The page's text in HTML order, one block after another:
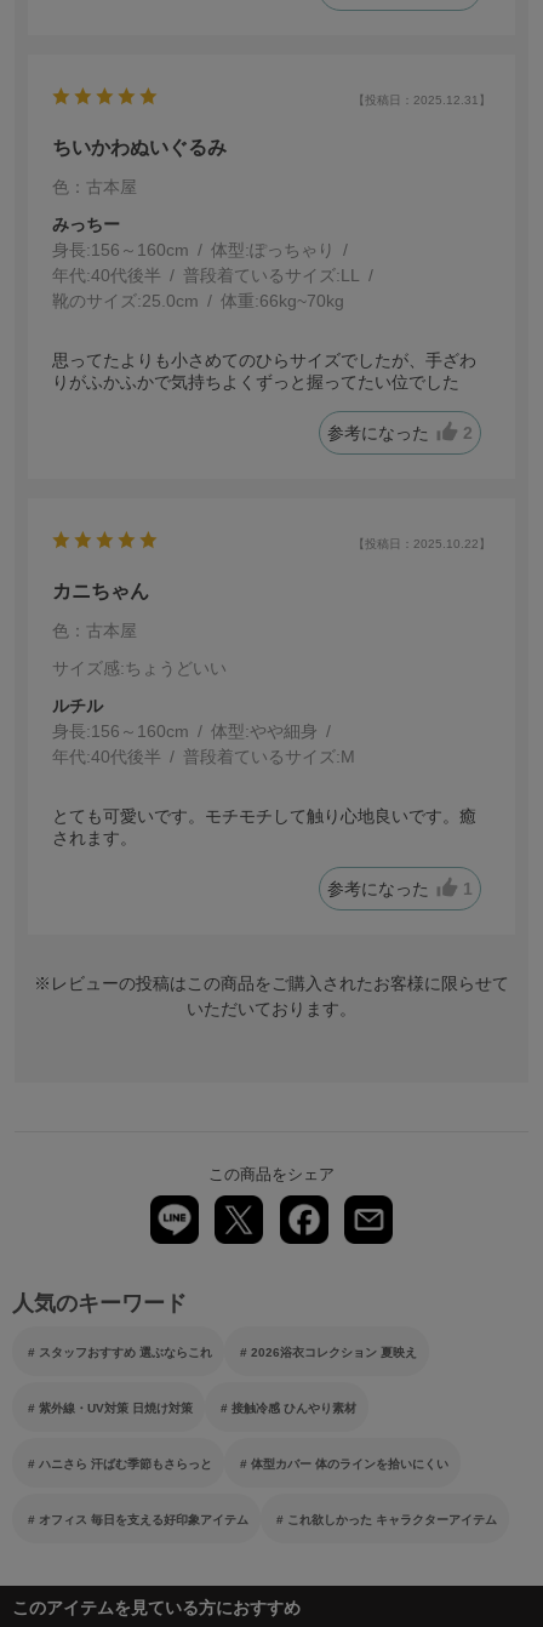
【投稿日：2025.12.31】
ちいかわぬいぐるみ
色：古本屋
みっちー
身長:156～160cm 体型:ぽっちゃり
年代:40代後半 普段着ているサイズ:LL
靴のサイズ:25.0cm 体重:66kg~70kg
思ってたよりも小さめてのひらサイズでしたが、手ざわ
りがふかふかで気持ちよくずっと握ってたい位でした
参考になった 2
【投稿日：2025.10.22】
カニちゃん
色：古本屋
サイズ感:ちょうどいい
ルチル
身長:156～160cm 体型:細身
年代:40代後半 普段着ているサイズ:M
とても可愛いです。モチモチして触り心地良いです。癒
されます。
参考になった 1
※レビューの投稿はこの商品をご購入されたお客様に限らせて
いただいております。
この商品をシェア
人気のキーワード
スタッフおすすめ 選ぶならこれ 2026浴衣コレクション 夏映え
紫外線・UV対策 日焼け対策 接触冷感 ひんやり素材
ハニさら 汗ばむ季節もさらっと 体型カバー 体のラインを拾いにくい
オフィス 毎日を支える好印象アイテム これ欲しかった キャラクターアイテム
このアイテムを見ている方におすすめ